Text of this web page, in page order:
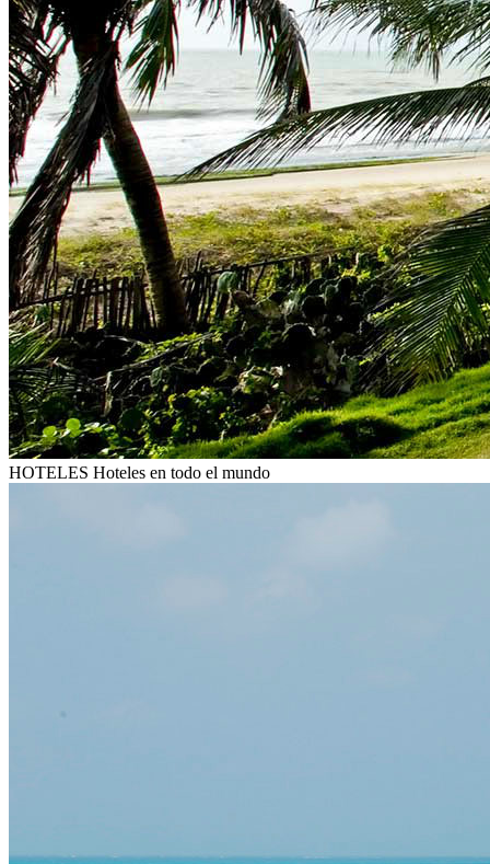
HOTELES Hoteles en todo el mundo